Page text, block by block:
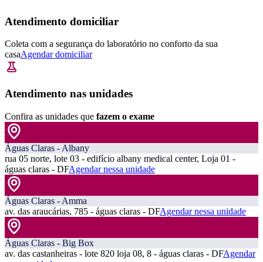
Atendimento domiciliar
Coleta com a segurança do laboratório no conforto da sua
casaAgendar domiciliar
Atendimento nas unidades
Confira as unidades que fazem o exame
Águas Claras - Albany
rua 05 norte, lote 03 - edifício albany medical center, Loja 01 -
águas claras - DFAgendar nessa unidade
Águas Claras - Amma
av. das araucárias, 785 - águas claras - DFAgendar nessa unidade
Águas Claras - Big Box
av. das castanheiras - lote 820 loja 08, 8 - águas claras - DFAgendar